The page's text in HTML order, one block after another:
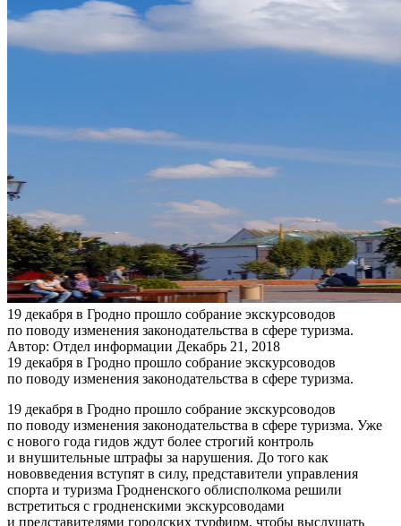
19 декабря в Гродно прошло собрание экскурсоводов
по поводу изменения законодательства в сфере туризма.
Автор: Отдел информации Декабрь 21, 2018
19 декабря в Гродно прошло собрание экскурсоводов
по поводу изменения законодательства в сфере туризма.
19 декабря в Гродно прошло собрание экскурсоводов
по поводу изменения законодательства в сфере туризма. Уже
с нового года гидов ждут более строгий контроль
и внушительные штрафы за нарушения. До того как
нововведения вступят в силу, представители управления
спорта и туризма Гродненского облисполкома решили
встретиться с гродненскими экскурсоводами
и представителями городских турфирм, чтобы выслушать